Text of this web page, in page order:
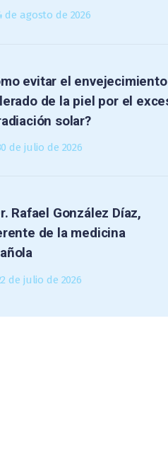
de agosto de 2026
evitar el envejecimiento
de la piel por el
solar?
de julio de 2026
Rafael González Díaz,
de la medicina
de julio de 2026